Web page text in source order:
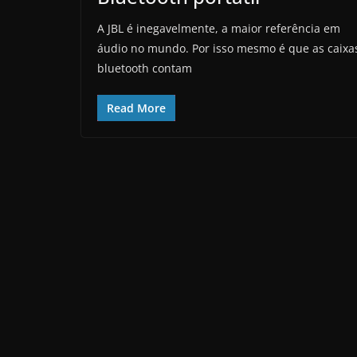
A JBL é inegavelmente, a maior referência em
áudio no mundo. Por isso mesmo é que as
bluetooth contam
Read More